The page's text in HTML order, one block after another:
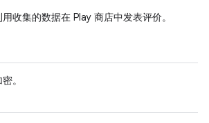
收集的数据在 Play 商店中发表评价。
。